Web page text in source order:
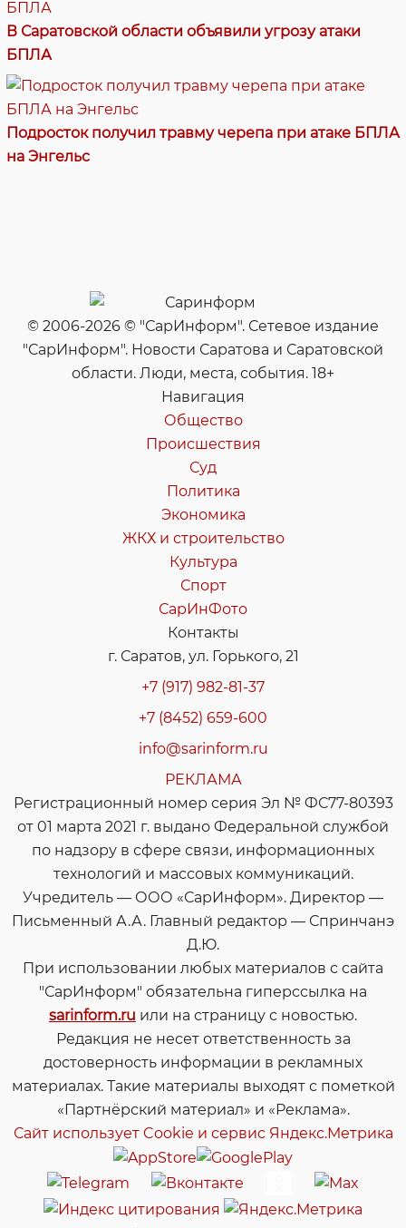
В Саратовской области объявили угрозу атаки
БПЛА
Подросток получил травму черепа при атаке БПЛА
на Энгельс
© 2006-2026 © "СарИнформ". Сетевое издание
"СарИнформ". Новости Саратова и Саратовской
области. Люди, места, события. 18+
Навигация
Общество
Происшествия
Суд
Политика
Экономика
ЖКХ и строительство
Культура
Спорт
СарИнФото
Контакты
г. Саратов, ул. Горького, 21
+7 (917) 982-81-37
+7 (8452) 659-600
info@sarinform.ru
РЕКЛАМА
Регистрационный номер серия Эл № ФС77-80393
от 01 марта 2021 г. выдано Федеральной службой
по надзору в сфере связи, информационных
технологий и массовых коммуникаций.
Учредитель — ООО «СарИнформ». Директор —
Письменный А.А. Главный редактор — Спринчанэ
Д.Ю.
При использовании любых материалов с сайта
"СарИнформ" обязательна гиперссылка на
sarinform.ru или на страницу с новостью.
Редакция не несет ответственность за
достоверность информации в рекламных
материалах. Такие материалы выходят с пометкой
«Партнёрский материал» и «Реклама».
Сайт использует Cookie и сервиc Яндекс.Метрика